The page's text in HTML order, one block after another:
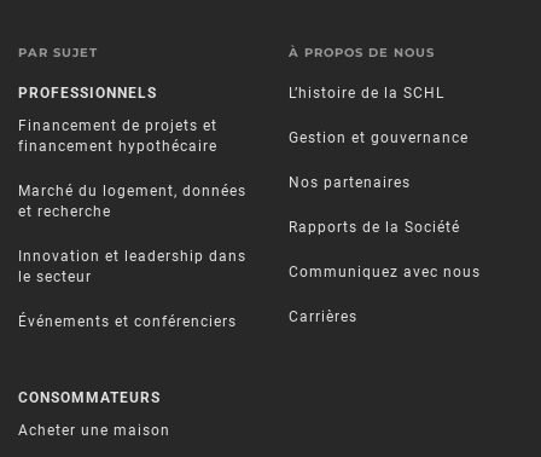
PAR SUJET
PROFESSIONNELS
Financement de projets et
financement hypothécaire
Marché du logement, données
et recherche
Innovation et leadership dans
le secteur
Événements et conférenciers
CONSOMMATEURS
Acheter une maison
À PROPOS DE NOUS
L’histoire de la SCHL
Gestion et gouvernance
Nos partenaires
Rapports de la Société
Communiquez avec nous
Carrières